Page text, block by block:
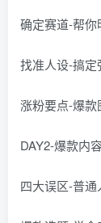
确定赛道-帮
找准人设-搞
涨粉要点-爆
DAY2-爆款内容
四大误区-普